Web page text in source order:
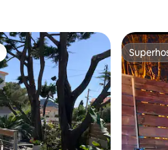
s oznakom „Odabrali gosti”